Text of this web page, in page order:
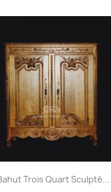
Trois Quart Sculpté...